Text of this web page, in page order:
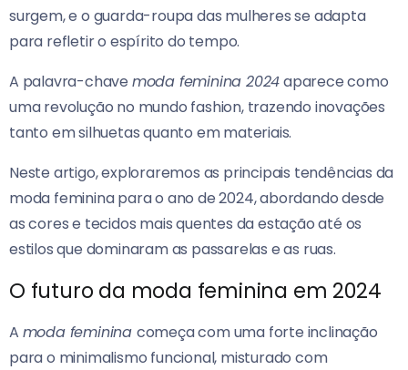
surgem, e o guarda-roupa das mulheres se adapta
para refletir o espírito do tempo.
A palavra-chave moda feminina 2024aparece como
uma revolução no mundo fashion, trazendo inovações
tanto em silhuetas quanto em materiais.
Neste artigo, exploraremos as principais tendências da
moda feminina para o ano de 2024, abordando desde
as cores e tecidos mais quentes da estação até os
estilos que dominaram as passarelas e as ruas.
O futuro da moda feminina em 2024
A moda feminina começa com uma forte inclinação
para o minimalismo funcional, misturado com